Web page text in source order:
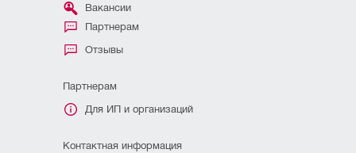
Вакансии
Партнерам
Отзывы
Партнерам
Для ИП и организаций
Контактная информация